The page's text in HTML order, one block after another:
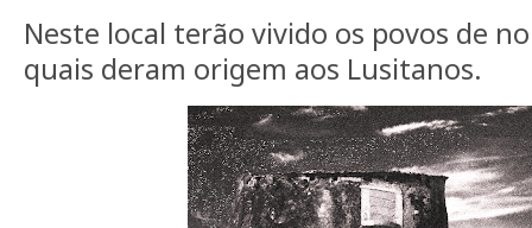
Neste local terão vivido os povos de
quais deram origem aos Lusitanos.